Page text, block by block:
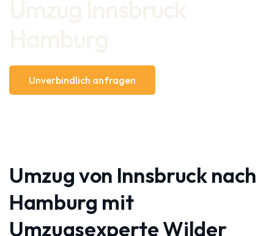
Unverbindlich anfragen
Umzug von Innsbruck nach
Hamburg mit
Umzugsexperte Wilder